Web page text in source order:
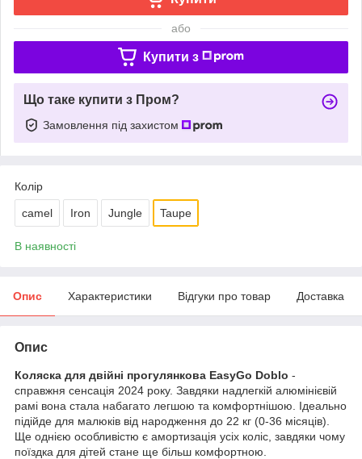
або
Купити з
Що таке купити з Пром?
Замовлення під захистом
Колір
camel Iron Jungle Taupe
В наявності
Опис Характеристики Відгуки про товар Доставка
Опис
Коляска для двійні прогулянкова EasyGo Doblo -
справжня сенсація 2024 року. Завдяки надлегкій алюмінієвій
рамі вона стала набагато легшою та комфортнішою. Ідеально
підійде для малюків від народження до 22 кг (0-36 місяців).
Ще однією особливістю є амортизація усіх коліс, завдяки чому
поїздка для дітей стане ще більш комфортною.